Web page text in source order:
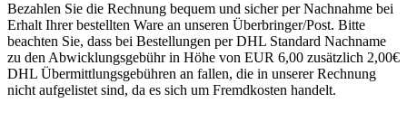
Bezahlen Sie die Rechnung bequem und sicher per Nachnahme bei
Erhalt Ihrer bestellten Ware an unseren Überbringer/Post. Bitte
beachten Sie, dass bei Bestellungen per DHL Standard Nachname
zu den Abwicklungsgebühr in Höhe von EUR 6,00 zusätzlich 2,00€
DHL Übermittlungsgebühren an fallen, die in unserer Rechnung
nicht aufgelistet sind, da es sich um Fremdkosten handelt.